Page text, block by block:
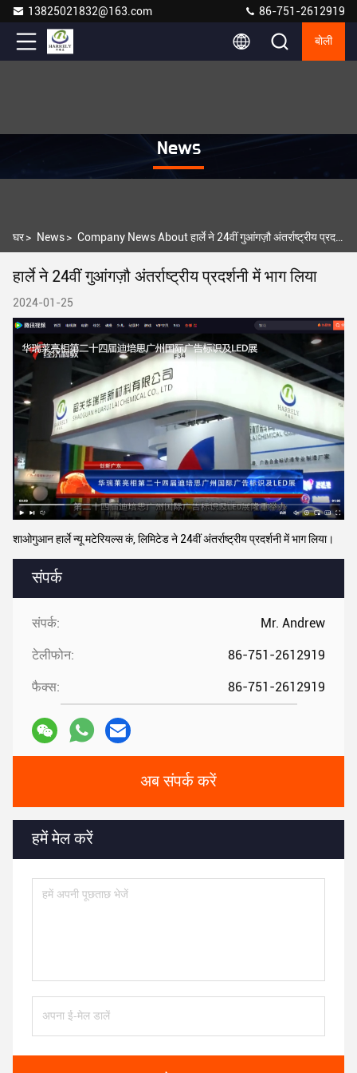
13825021832@163.com 86-751-2612919
बोली
News
घर> News>
संपर्क
संपर्क: Mr. Andrew
टेलीफोन: 86-751-2612919
फैक्स: 86-751-2612919
अब संपर्क करें
हमें मेल करें
हार्ले ने 24वीं गुआंगज़ौ अंतर्राष्ट्रीय प्रदर्शनी में भाग लिया
2024-01-25
शाओगुआन हार्ले न्यू मटेरियल्स कं, लिमिटेड ने 24वीं अंतर्राष्ट्रीय प्रदर्शनी में भाग लिया।